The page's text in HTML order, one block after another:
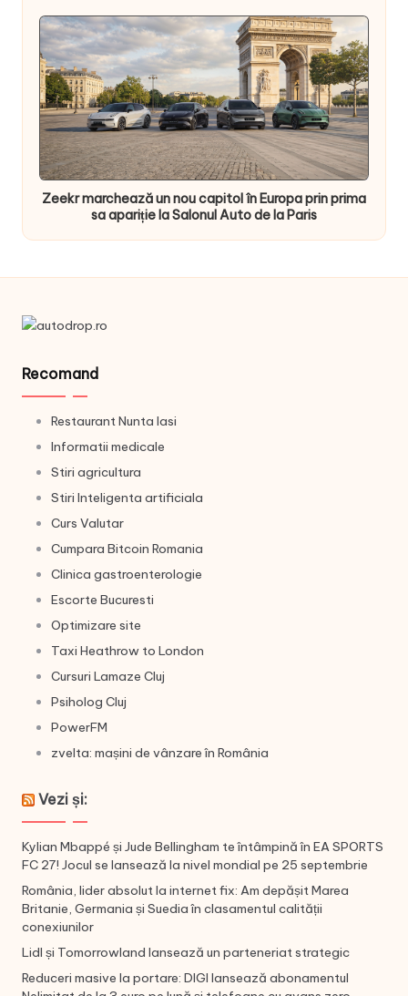
Zeekr marchează un nou capitol în Europa prin prima
sa apariție la Salonul Auto de la Paris
Recomand
Restaurant Nunta Iasi
Informatii medicale
Stiri agricultura
Stiri Inteligenta artificiala
Curs Valutar
Cumpara Bitcoin Romania
Clinica gastroenterologie
Escorte Bucuresti
Optimizare site
Taxi Heathrow to London
Cursuri Lamaze Cluj
Psiholog Cluj
PowerFM
zvelta: mașini de vânzare în România
Vezi și:
Kylian Mbappé și Jude Bellingham te întâmpină în EA SPORTS
FC 27! Jocul se lansează la nivel mondial pe 25 septembrie
România, lider absolut la internet fix: Am depășit Marea
Britanie, Germania și Suedia în clasamentul calității
conexiunilor
Lidl și Tomorrowland lansează un parteneriat strategic
Reduceri masive la portare: DIGI lansează abonamentul